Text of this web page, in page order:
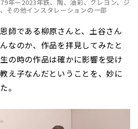
年ー2023年鉄、陶、油彩、クレヨン、ジ
その他インスタレーションの一部
師である柳原さんと、土谷さん
なのか、作品を拝見してみたと
の時の作品は確かに影響を受け
え子なんだということを、妙に
。